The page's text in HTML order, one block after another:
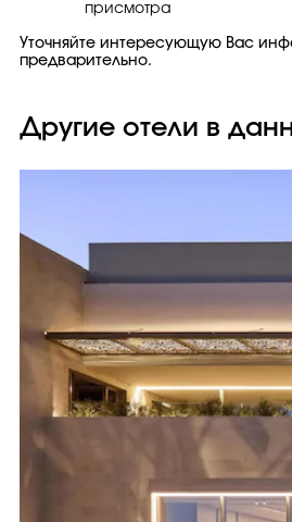
присмотра
Уточняйте интересующую Вас
предварительно.
Другие отели в